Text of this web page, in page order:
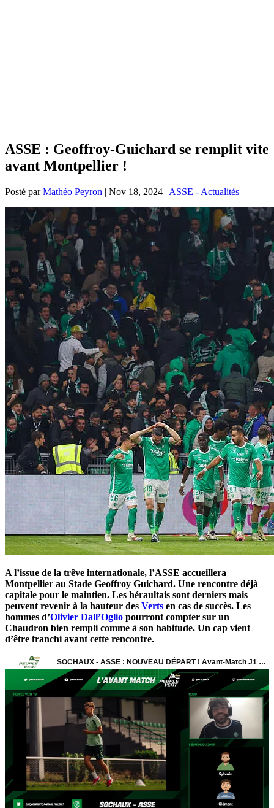
ASSE : Geoffroy-Guichard se remplit vite
avant Montpellier !
Posté parMathéo Peyron | Nov 18, 2024 | ASSE - Actualités
A l’issue de la trêve internationale, l’ASSE accueillera
Montpellier au Stade Geoffroy Guichard. Une rencontre déjà
capitale pour le maintien. Les héraultais sont derniers mais
peuvent revenir à la hauteur des Verts en cas de succès. Les
hommes d’Olivier Dall’Oglio pourront compter sur un
Chaudron bien rempli comme à son habitude. Un cap vient
d’être franchi avant cette rencontre.